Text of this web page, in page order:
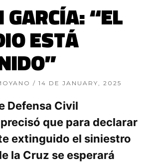
“EL
ESTÁ
/ 14 DE JANUARY, 2025
Defensa Civil
que para declarar
extinguido el siniestro
la Cruz se esperará